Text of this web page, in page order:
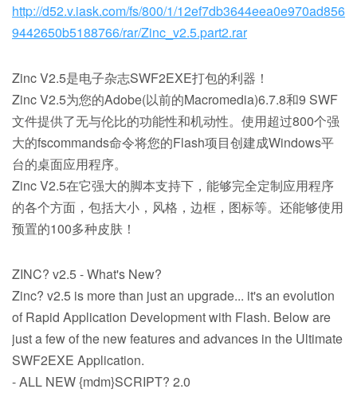
http://d52.v.iask.com/fs/800/1/12ef7db3644eea0e970ad856
9442650b5188766/rar/Zinc_v2.5.part2.rar
Zinc V2.5是电子杂志SWF2EXE打包的利器！
Zinc V2.5为您的Adobe(以前的Macromedia)6.7.8和9 SWF
文件提供了无与伦比的功能性和机动性。使用超过800个强
大的fscommands命令将您的Flash项目创建成Windows平
台的桌面应用程序。
Zinc V2.5在它强大的脚本支持下，能够完全定制应用程序
的各个方面，包括大小，风格，边框，图标等。还能够使用
预置的100多种皮肤！
ZINC? v2.5 - What's New?
Zinc? v2.5 is more than just an upgrade... it's an evolution
of Rapid Application Development with Flash. Below are
just a few of the new features and advances in the Ultimate
SWF2EXE Application.
- ALL NEW {mdm}SCRIPT? 2.0